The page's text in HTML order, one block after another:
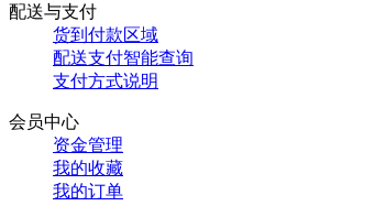
配送与支付
货到付款区域
配送支付智能查询
支付方式说明
会员中心
资金管理
我的收藏
我的订单